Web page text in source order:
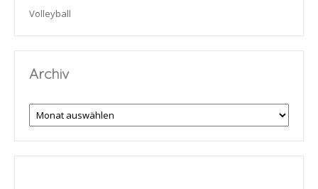
Volleyball
Archiv
Archiv